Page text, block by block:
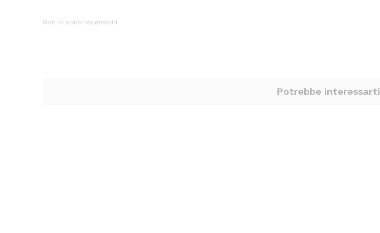
Non ci sono recensioni
Potrebbe interessarti